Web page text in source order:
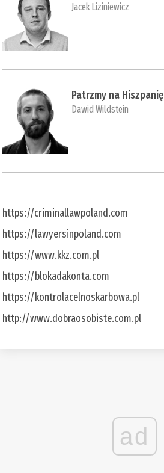
Jacek Liziniewicz
Patrzmy na Hiszpanię
Dawid Wildstein
https://criminallawpoland.com
https://lawyersinpoland.com
https://www.kkz.com.pl
https://blokadakonta.com
https://kontrolacelnoskarbowa.pl
http://www.dobraosobiste.com.pl
ad